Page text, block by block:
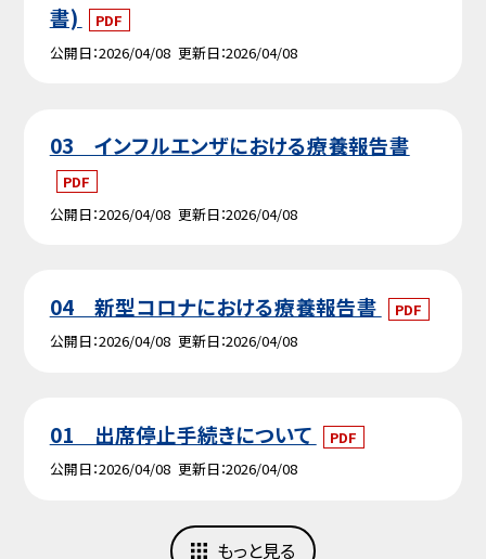
書)
PDF
公開日 2026/04/08 更新日 2026/04/08
03 インフルエンザにおける療養報告書
PDF
公開日 2026/04/08 更新日 2026/04/08
04 新型コロナにおける療養報告書
PDF
公開日 2026/04/08 更新日 2026/04/08
01 出席停止手続きについて
PDF
公開日 2026/04/08 更新日 2026/04/08
もっと見る